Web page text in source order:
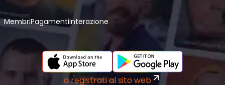
MembriPagamentiInterazione
o registrati al sito web